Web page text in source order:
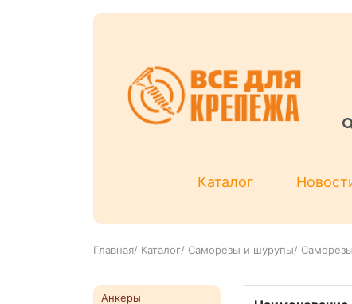
Каталог
Главная/ Каталог/ Саморезы и шурупы/
Анкеры